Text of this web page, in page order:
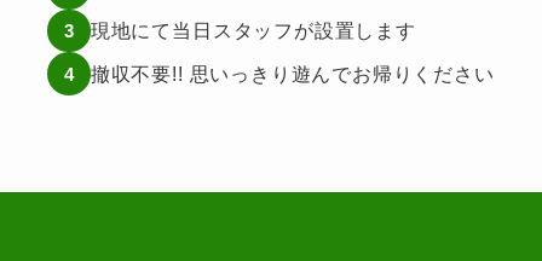
3 現地にて当日スタッフが設置します
4 撤収不要!! 思いっきり遊んでお帰りください